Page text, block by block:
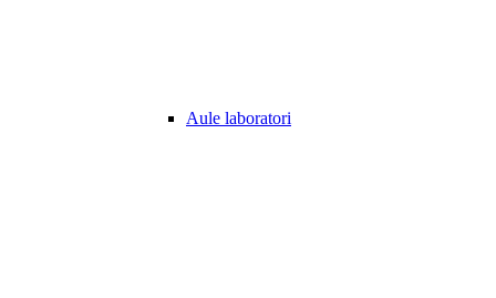
Aule laboratori